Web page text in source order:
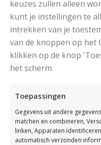
keuzes zullen alleen
kunt je instellingen te
intrekken van je
van de knoppen op het
klikken op de knop
het scherm.
Toepassingen
Gegevens uit andere
matchen en combineren,
linken, Apparaten
automatisch verzonden